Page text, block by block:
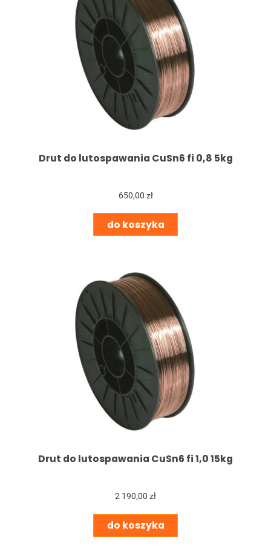
Drut do lutospawania CuSn6 fi 0,8 5kg
650,00 zł
do koszyka
Drut do lutospawania CuSn6 fi 1,0 15kg
2 190,00 zł
do koszyka